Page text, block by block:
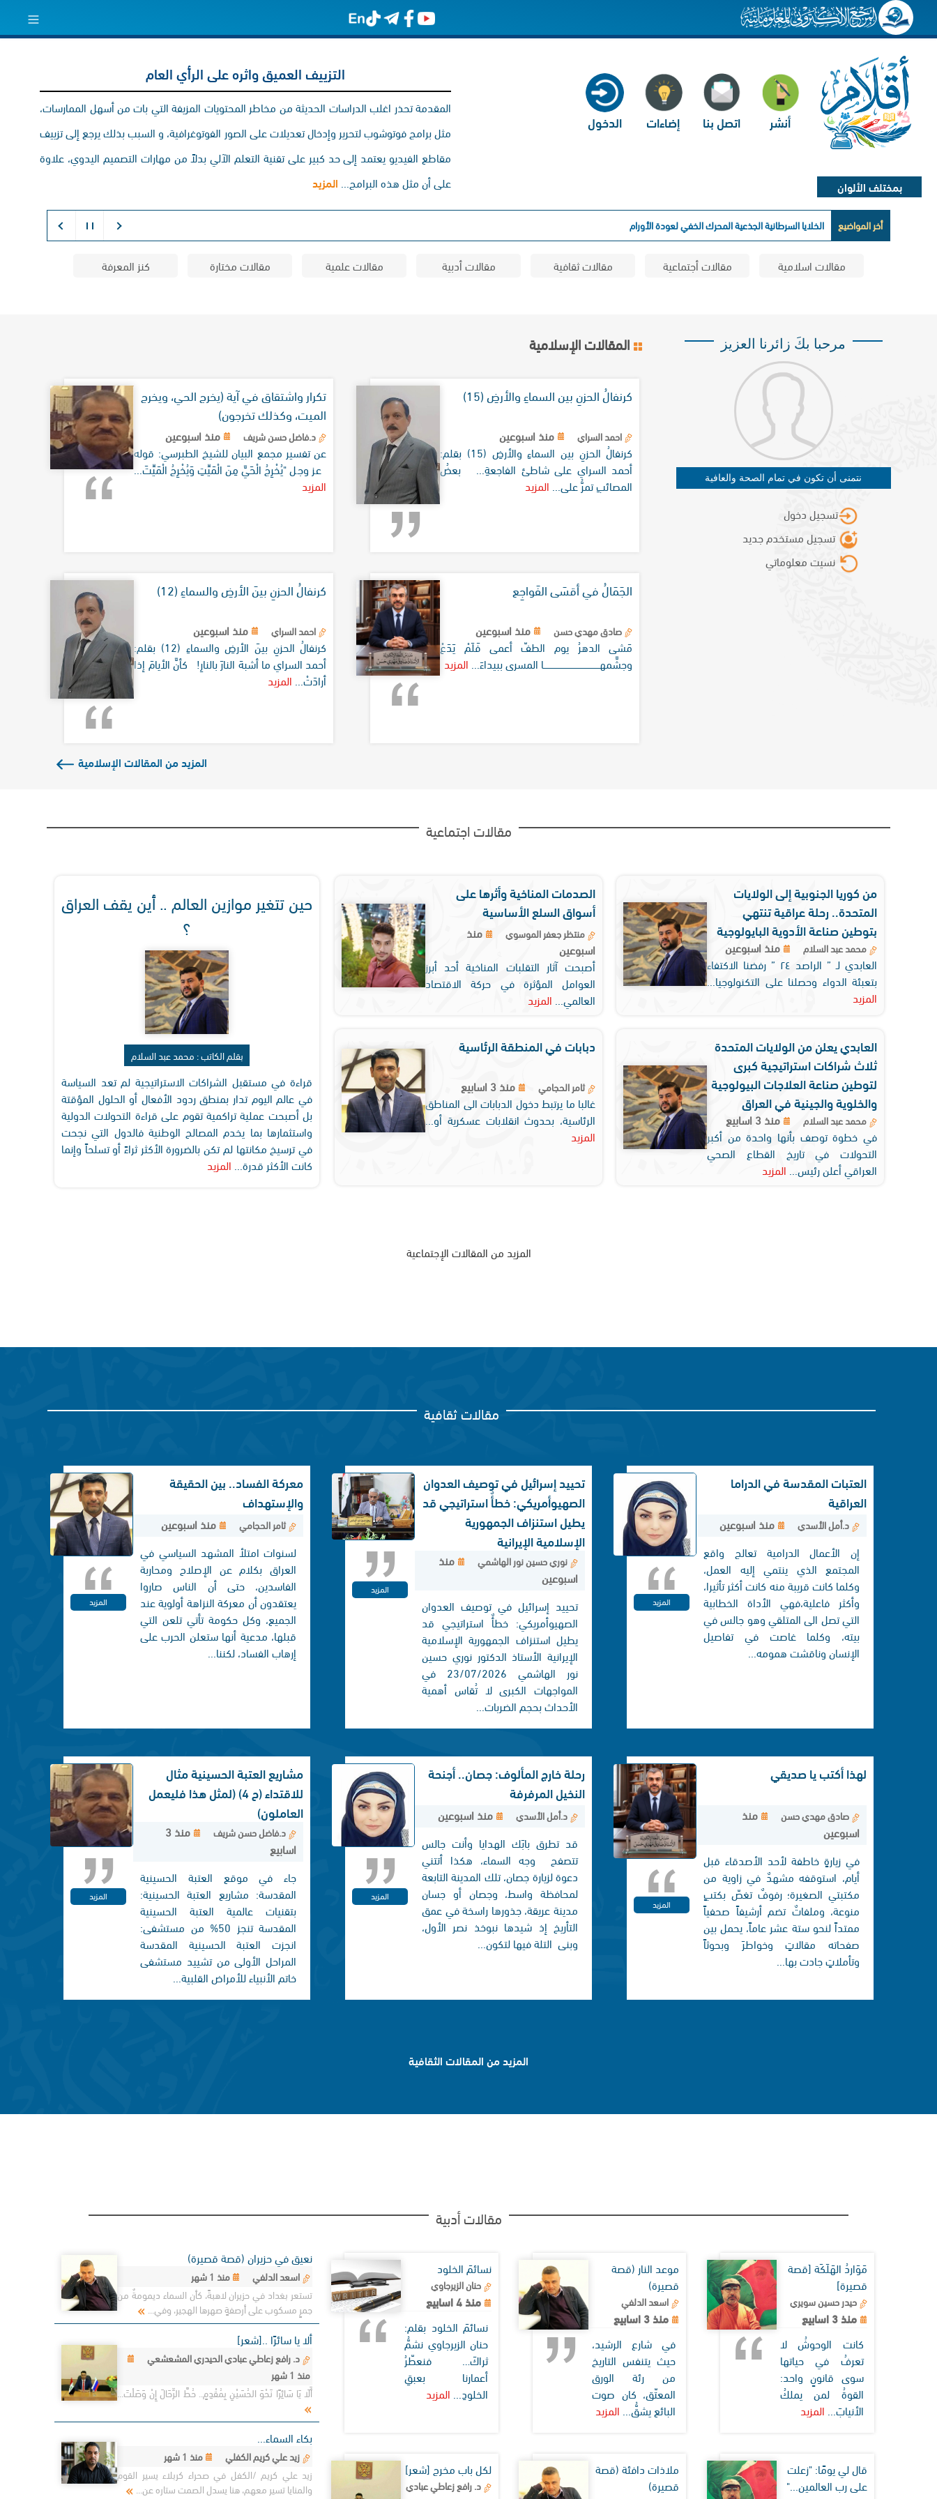
بمختلف الألوان
أنشر اتصل بنا إضاءات الدخول
التزييف العميق واثره على الرأي العام
المقدمة تحذر اغلب الدراسات الحديثة من مخاطر المحتويات المزيفة التي بات من أسهل الممارسات،
مثل برامج فوتوشوب لتحرير وإدخال تعديلات على الصور الفوتوغرافية، و السبب بذلك يرجع إلى تزييف
مقاطع الفيديو يعتمد إلى حد كبير على تقنية التعلم الآلي بدلاً من مهارات التصميم اليدوي، علاوة
على أن مثل هذه البرامج... المزيد
أخر المواضيع كيف ي
مقالات اسلامية مقالات أجتماعية مقالات ثقافية مقالات أدبية مقالات علمية مقالات مختارة كنز المعرفة
مرحبا بكَ زائرنا العزيز
نتمنى أن تكون في تمام الصحة والعافية
تسجيل دخول
تسجيل مستخدم جديد
نسيت معلوماتي
المقالات الإسلامية
كرنفالُ الحزنِ بين السماءِ والأرضِ (15)
احمد السراي
منذ اسبوعين
كرنفالُ الحزنِ بين السماءِ والأرضِ (15) بقلم:
أحمد السراي على شاطئ الفاجعةِ... بعضُ
المصائبِ تمرُّ على... المزيد
تكرار واشتقاق في آية (يخرج الحي، ويخرج
الميت، وكذلك تخرجون)
د.فاضل حسن شريف
منذ اسبوعين
عن تفسير مجمع البيان للشيخ الطبرسي: قوله
عز وجل "يُخْرِجُ الْحَيَّ مِنَ الْمَيِّتِ وَيُخْرِجُ الْمَيِّتَ...
المزيد
الجَمَالُ في أقسَى الفَواجِع
صادق مهدي حسن
منذ اسبوعين
مَشى الدهرُ يوم الطفّ أعمى فَلَمْ يَدَعْ
وجشَّمهــــــــــــــــــــــــــــــــــــــــا المسرى ببيداءَ... المزيد
كرنفالُ الحزنِ بينَ الأرضِ والسماءِ (12)
احمد السراي
منذ اسبوعين
كرنفالُ الحزنِ بينَ الأرضِ والسماءِ (12) بقلم:
أحمد السراي ما أشبهَ النارَ بالنارِ! كأنَّ الأيامَ إذا
أرادَتْ... المزيد
المزيد من المقالات الإسلامية
مقالات اجتماعية
من كوريا الجنوبية إلى الولايات
المتحدة.. رحلة عراقية تنتهي
بتوطين صناعة الأدوية البايولوجية
محمد عبد السلام
منذ اسبوعين
العابدي لـ ” الراصد ٢٤ ” رفضنا الاكتفاء
بتعبئة الدواء وحصلنا على التكنولوجيا...
المزيد
الصدمات المناخية وأثرها على
أسواق السلع الأساسية
منتظر جعفر الموسوي
منذ
اسبوعين
أصبحت آثار التقلبات المناخية أحد أبرز
العوامل المؤثرة في حركة الاقتصاد
العالمي...
المزيد
العابدي يعلن من الولايات المتحدة
ثلاث شراكات استراتيجية كبرى
لتوطين صناعة العلاجات البيولوجية
والخلوية والجينية في العراق
محمد عبد السلام
منذ 3 اسابيع
في خطوة توصف بأنها واحدة من أكبر
التحولات في تاريخ القطاع الصحي
العراقي أعلن رئيس...
المزيد
دبابات في المنطقة الرئاسية
ثامر الحجامي
منذ 3 اسابيع
غالبا ما يرتبط دخول الدبابات الى المناطق
الرئاسية، بحدوث انقلابات عسكرية أو...
المزيد
حين تتغير موازين العالم .. أين يقف العراق
؟
بقلم الكاتب : محمد عبد السلام
قراءة في مستقبل الشراكات الاستراتيجية لم تعد السياسة
في عالم اليوم تدار بمنطق ردود الأفعال أو الحلول المؤقتة
بل أصبحت عملية تراكمية تقوم على قراءة التحولات الدولية
واستثمارها بما يخدم المصالح الوطنية فالدول التي نجحت
في ترسيخ مكانتها لم تكن بالضرورة الأكثر ثراءً أو تسلحاً وإنما
كانت الأكثر قدرة... المزيد
المزيد من المقالات الإجتماعية
مقالات ثقافية
العتبات المقدسة في الدراما
العراقية
د.أمل الأسدي
منذ اسبوعين
إن الأعمال الدرامية تعالج واقع
المجتمع الذي ينتمي إليه العمل،
وكلما كانت قريبة منه كانت أكثر تأثيرا،
وأكثر فاعلية،فهي الأداة الخطابية
التي تصل الی المتلقي وهو جالس في
بيته، وكلما غاصت في تفاصيل
الإنسان وناقشت همومه...
المزيد
تحييد إسرائيل في توصيف العدوان
الصهيوأمريكي: خطأٌ استراتيجي قد
يطيل استنزاف الجمهورية
الإسلامية الإيرانية
نوري حسين نور الهاشمي
منذ
اسبوعين
تحييد إسرائيل في توصيف العدوان
الصهيوأمريكي: خطأٌ استراتيجي قد
يطيل استنزاف الجمهورية الإسلامية
الإيرانية الأستاذ الدكتور نوري حسين
نور الهاشمي 23/07/2026 في
المواجهات الكبرى لا تُقاس أهمية
الأحداث بحجم الضربات...
المزيد
معركة الفساد.. بين الحقيقة
والإستهداف
ثامر الحجامي
منذ اسبوعين
لسنوات امتلأ المشهد السياسي في
العراق بكلام عن الإصلاح ومحاربة
الفاسدين، حتى أن الناس صاروا
يعتقدون أن معركة النزاهة أولوية عند
الجميع، وكل حكومة تأتي تلعن التي
قبلها، مدعية أنها ستعلن الحرب على
إرهاب الفساد، لكننا...
المزيد
لهذا أكتب يا صديقي
صادق مهدي حسن
منذ
اسبوعين
في زيارةٍ خاطفة لأحد الأصدقاء قبل
أيام، استوقفه مشهدٌ في زاوية من
مكتبتي الصغيرة؛ رفوفٌ تغصّ بكتبٍ
منوعة، وملفاتٌ تضم أرشيفاً صحفياً
ممتداً لنحو ستة عشر عاماً، يحمل بين
صفحاته مقالاتٍ وخواطرَ وبحوثاً
وتأملاتٍ جادت بها...
المزيد
رحلة خارج المألوف: جصان.. أجنحة
النخيل المرفرفة
د.أمل الأسدي
منذ اسبوعين
قد تطرق بابَك الهدايا وأنت جالس
تتصفح وجه السماء، هكذا أتتني
دعوة لزيارة جصان، تلك المدينة التابعة
لمحافظة واسط، وجصان أو جسان
مدينة عريقة، جذورها راسخة في عمق
التأريخ إذ شيدها نبوخذ نصر الأول،
وبنی التلة فيها لتكون...
المزيد
مشاريع العتبة الحسينية مثال
للاقتداء (ح 4) (لمثل هذا فليعمل
العاملون)
د.فاضل حسن شريف
منذ 3
اسابيع
جاء في موقع العتبة الحسينية
المقدسة: مشاريع العتبة الحسينية:
بتقنيات عالمية العتبة الحسينية
المقدسة تنجز 50% من مستشفى:
انجزت العتبة الحسينية المقدسة
المراحل الأولى من تشييد مستشفى
خاتم الأنبياء للأمراض القلبية...
المزيد
المزيد من المقالات الثقافية
مقالات أدبية
مَوَاردُ الهَلَكَة [قصة
قصيرة]
حيدر حسين سويري
منذ 3 اسابيع
كانت الوحوشُ لا
تعرفُ في حياتها
سوى قانونٍ واحد:
القوةُ لمن يملكُ
الأنيابَ... المزيد
موعد النار (قصة
قصيرة)
اسعد الدلفي
منذ 3 اسابيع
في شارع الرشيد،
حيث يتنفس التاريخ
من رئة الورق
المعتّق، كان صوت
البائع يشقُّ... المزيد
نسائمَ الخلود
حنان الزيرجاوي
منذ 4 اسابيع
نسائمَ الخلود بقلم:
حنان الزيرجاوي نشمُّ
ثراكَ… فنعطّرُ
أعمارنا بعبقِ
الخلودِ... المزيد
قال لي يومًا: "زعلت
على رب العالمين..."
ملاذات دافئة (قصة
قصيرة)
لكل باب مخرج [شعر]
د. رافع زعاطي عبادي
نعيق في حزيران (قصة قصيرة)
اسعد الدلفي
منذ 1 شهر
تستعر بغداد في حزيران لاهبةً، كأن السماء ديمومةٌ من
جمرٍ مسكوب على أرصفةٍ صهرها الهجير، وفي...
ألا يا سائرًا ..[شعر]
د. رافع زعاطي عبادي الحيدري المشعشعي
منذ 1 شهر
أَلَا يَا سَائِرًا نَحْوَ الحُسَيْنِ بِمُقْدِمٍ.. حُطَّ الرِّحَالَ إِنْ وَصَلْتَ...
بكاء السماء...
زيد علي كريم الكفلي
منذ 1 شهر
زيد علي كريم /الكفل في صحراء كربلاء يسير القوم
والمنايا تسير معهم، هنا يسدل الصمت ستاره عن...